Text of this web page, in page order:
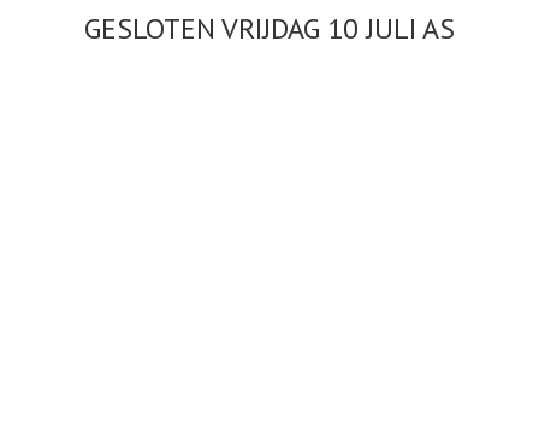
GESLOTEN VRIJDAG 10JULI AS